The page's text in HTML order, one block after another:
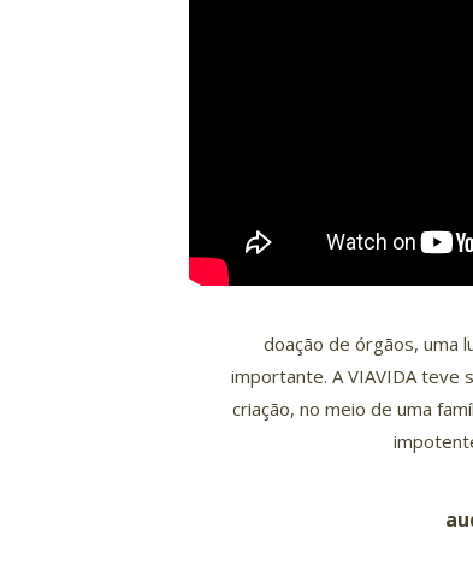
doação de órgãos, uma
importante. A VIAVIDA teve
criação, no meio de uma